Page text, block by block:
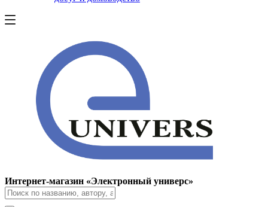
Интернет-магазин «Электронный универс»